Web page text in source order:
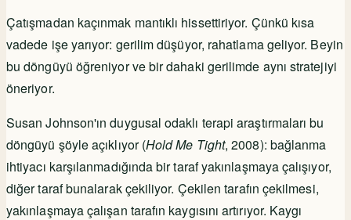
Çatışmadan kaçınmak mantıklı hissettiriyor. Çünkü kısa
vadede işe yarıyor: gerilim düşüyor, rahatlama geliyor. Beyin
bu döngüyü öğreniyor ve bir dahaki gerilimde aynı stratejiyi
öneriyor.
Susan Johnson'ın duygusal odaklı terapi araştırmaları bu
döngüyü şöyle açıklıyor (Hold Me Tight, 2008): bağlanma
ihtiyacı karşılanmadığında bir taraf yakınlaşmaya çalışıyor,
diğer taraf bunalarak çekiliyor. Çekilen tarafın çekilmesi,
yakınlaşmaya çalışan tarafın kaygısını artırıyor. Kaygı